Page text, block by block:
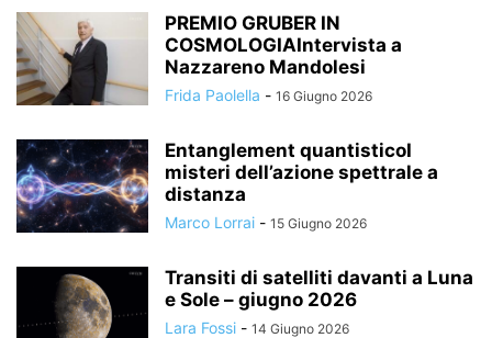
PREMIO GRUBER IN
COSMOLOGIAIntervista a
Nazzareno Mandolesi
Frida Paolella - 16 Giugno 2026
Entanglement quantisticoI
misteri dell’azione spettrale a
distanza
Marco Lorrai - 15 Giugno 2026
Transiti di satelliti davanti a Luna
e Sole – giugno 2026
Lara Fossi - 14 Giugno 2026